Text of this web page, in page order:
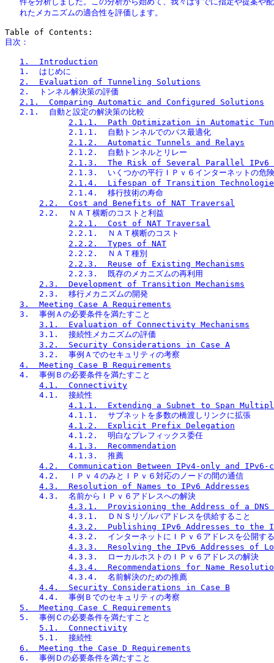
   れたメカニズムの適合性を評価します。
目次：
1.  Introduction
   1.  はじめに
2.  Evaluation of Tunneling Solutions
   2.  トンネル解決策の評価
2.1.  Comparing Automatic and Configured Solutions
   2.1.  自動と設定の解決策の比較
2.1.1.  Path Optimization in Automatic
             2.1.1.  自動トンネルでのパス最適化
2.1.2.  Automatic Tunnels and Relays
             2.1.2.  自動トンネルとリレー
2.1.3.  The Risk of Several Parallel IPv6
2.1.3.  いくつかの平行ＩＰｖ６インターネットの危
2.1.4.  Lifespan of Transition
             2.1.4.  移行技術の寿命
2.2.  Cost and Benefits of NAT Traversal
       2.2.  ＮＡＴ横断のコストと利益
2.2.1.  Cost of NAT Traversal
             2.2.1.  ＮＡＴ横断のコスト
2.2.2.  Types of NAT
             2.2.2.  ＮＡＴ種別
2.2.3.  Reuse of Existing Mechanisms
             2.2.3.  既存のメカニズムの再利用
2.3.  Development of Transition Mechanisms
       2.3.  移行メカニズムの開発
3.  Meeting Case A Requirements
   3.  事例Ａの必要条件を満たすこと
3.1.  Evaluation of Connectivity Mechanisms
       3.1.  接続性メカニズムの評価
3.2.  Security Considerations in Case A
       3.2.  事例Ａでのセキュリティの考察
4.  Meeting Case B Requirements
   4.  事例Ｂの必要条件を満たすこと
4.1.  Connectivity
       4.1.  接続性
4.1.1.  Extending a Subnet to Span
             4.1.1.  サブネットを多数の橋渡しリンクに拡張
4.1.2.  Explicit Prefix Delegation
             4.1.2.  明白なプレフィックス委任
4.1.3.  Recommendation
             4.1.3.  推薦
4.2.  Communication Between IPv4-only and IPv6-
       4.2.  ＩＰｖ４のみとＩＰｖ６対応のノードの間の通信
4.3.  Resolution of Names to IPv6 Addresses
       4.3.  名前からＩＰｖ６アドレスへの解決
4.3.1.  Provisioning the Address of a DNS
             4.3.1.  ＤＮＳリゾルバアドレスを供給すること
4.3.2.  Publishing IPv6 Addresses to the
4.3.2.  インターネットにＩＰｖ６アドレスを公開す
4.3.3.  Resolving the IPv6 Addresses of
             4.3.3.  ローカルホストのＩＰｖ６アドレスの解決
4.3.4.  Recommendations for Name
             4.3.4.  名前解決のための推薦
4.4.  Security Considerations in Case B
       4.4.  事例Ｂでのセキュリティの考察
5.  Meeting Case C Requirements
   5.  事例Ｃの必要条件を満たすこと
5.1.  Connectivity
       5.1.  接続性
6.  Meeting the Case D Requirements
   6.  事例Ｄの必要条件を満たすこと